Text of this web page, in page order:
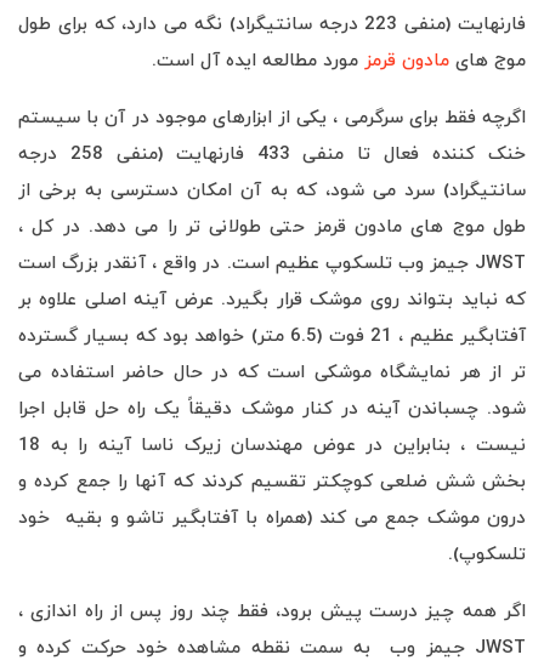
فارنهایت (منفی 223 درجه سانتیگراد) نگه می دارد، که برای طول
موج های مادون قرمز مورد مطالعه ایده آل است.
اگرچه فقط برای سرگرمی ، یکی از ابزارهای موجود در آن با سیستم
خنک کننده فعال تا منفی 433 فارنهایت (منفی 258 درجه
سانتیگراد) سرد می شود، که به آن امکان دسترسی به برخی از
طول موج های مادون قرمز حتی طولانی تر را می دهد. در کل ،
JWST جیمز وب تلسکوپ عظیم است. در واقع ، آنقدر بزرگ است
که نباید بتواند روی موشک قرار بگیرد. عرض آینه اصلی علاوه بر
آفتابگیر عظیم ، 21 فوت (6.5 متر) خواهد بود که بسیار گسترده
تر از هر نمایشگاه موشکی است که در حال حاضر استفاده می
شود. چسباندن آینه در کنار موشک دقیقاً یک راه حل قابل اجرا
نیست ، بنابراین در عوض مهندسان زیرک ناسا آینه را به 18
بخش شش ضلعی کوچکتر تقسیم کردند که آنها را جمع کرده و
درون موشک جمع می کند (همراه با آفتابگیر تاشو و بقیه خود
تلسکوپ).
اگر همه چیز درست پیش برود، فقط چند روز پس از راه اندازی ،
JWST جیمز وب به سمت نقطه مشاهده خود حرکت کرده و